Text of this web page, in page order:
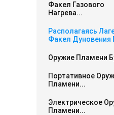
Факел Газового
Нагрева...
Располагаясь
Факел Дуновения
Оружие Пламени
Портативное
Пламени...
Электрическое
Пламени...